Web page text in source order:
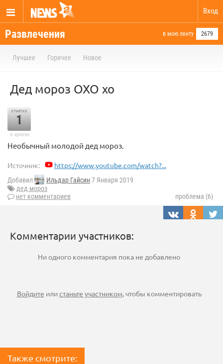
Вход
Развлечения в мою ленту 2679
Лучшее Горячее Новое
Дед мороз ОХО хо
отметил
1
в архиве
Необычный молодой дед мороз.
Источник: https://www.youtube.com/watch?...
Добавил Ильдар Гайсин 7 Января 2019
дед мороз
нет комментариев
проблема (6)
Комментарии участников:
Ни одного комментария пока не добавлено
Войдите илистаньте участником, чтобы комментировать
Также смотрите: